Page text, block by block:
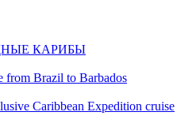
КАРИБЫ
from Brazil to Barbados
Caribbean Expedition cruise